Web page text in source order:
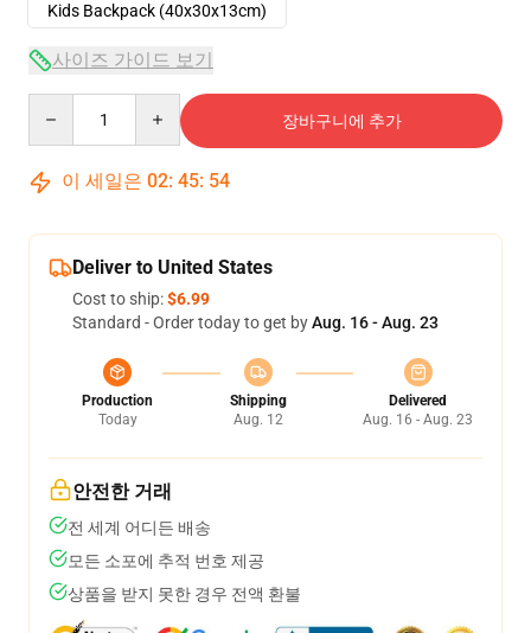
Kids Backpack (40x30x13cm)
사이즈 가이드 보기
장바구니에 추가
이 세일은 02: 45: 54
Deliver to United States
Cost to ship:$6.99
Standard - Order today to get byAug. 16 - Aug. 23
Production
Today
Shipping
Aug. 12
Delivered
Aug. 16 - Aug. 23
안전한 거래
전 세계 어디든 배송
모든 소포에 추적 번호 제공
상품을 받지 못한 경우 전액 환불